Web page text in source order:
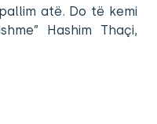
atë. Do të kemi
Hashim Thaçi,